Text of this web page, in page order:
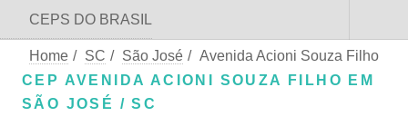
CEPS DO BRASIL
Home / SC / São José / Avenida Acioni Souza Filho
CEP AVENIDA ACIONI SOUZA FILHO EM
SÃO JOSÉ / SC